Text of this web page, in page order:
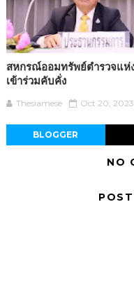
สหกรณ์ออมทรัพย์ตำรวจแ
เข้าร่วมคับคั่ง
Thesiamese Oct 20, 2023
BLOGGER
NO